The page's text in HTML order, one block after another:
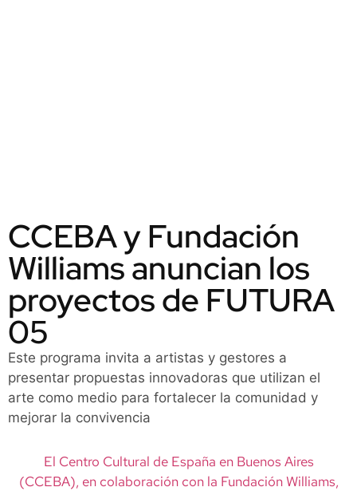
CCEBA y Fundación
Williams anuncian los
proyectos de FUTURA
05
Este programa invita a artistas y gestores a
presentar propuestas innovadoras que utilizan el
arte como medio para fortalecer la comunidad y
mejorar la convivencia
El Centro Cultural de España en Buenos Aires
(CCEBA), en colaboración con la Fundación Williams,